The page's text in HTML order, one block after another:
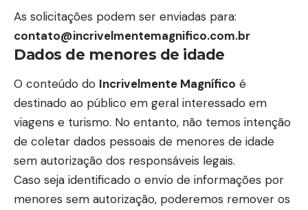
As solicitações podem ser enviadas para:
contato@incrivelmentemagnifico.com.br
Dados de menores de idade
O conteúdo do Incrivelmente Magnífico é
destinado ao público em geral interessado em
viagens e turismo. No entanto, não temos intenção
de coletar dados pessoais de menores de idade
sem autorização dos responsáveis legais.
Caso seja identificado o envio de informações por
menores sem autorização, poderemos remover os